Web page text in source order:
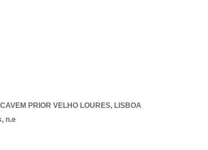
PRIOR VELHO LOURES, LISBOA
n.e